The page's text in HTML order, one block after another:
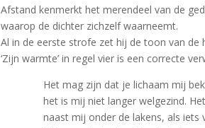
Afstand kenmerkt het merendeel van de
waarop de dichter zichzelf waarneemt.
Al in de eerste strofe zet hij de toon van de
‘Zijn warmte’ in regel vier is een correcte
Het mag zijn dat je lichaam mij
het is mij niet langer welgezind.
naast mij onder de lakens, als iets